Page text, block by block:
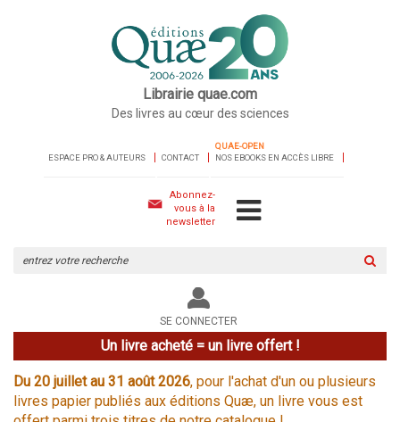
Librairie quae.com
Des livres au cœur des sciences
ESPACE PRO & AUTEURS CONTACT
QUAE-OPEN
NOS EBOOKS EN ACCÈS LIBRE
Abonnez-
vous à la
newsletter
le
site
SE CONNECTER
Un livre acheté = un livre offert !
Du 20 juillet au 31 août 2026, pour l'achat d'un ou plusieurs
livres papier publiés aux éditions Quæ, un livre vous est